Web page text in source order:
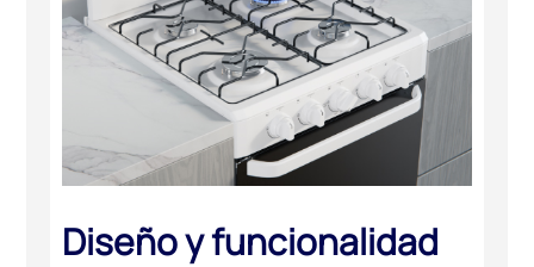
Diseño y funcionalidad